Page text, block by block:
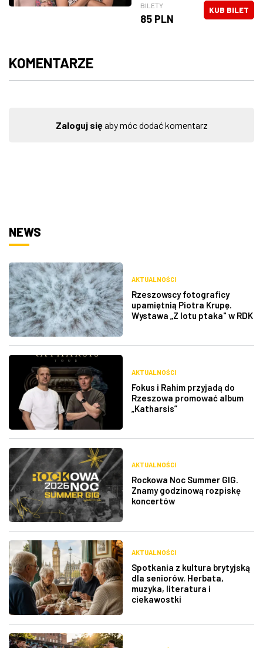
BILETY
85 PLN
KUB BILET
KOMENTARZE
Zaloguj sięaby móc dodać komentarz
NEWS
AKTUALNOŚCI
Rzeszowscy fotograficy
upamiętnią Piotra Krupę.
Wystawa „Z lotu ptaka" w RDK
AKTUALNOŚCI
Fokus i Rahim przyjadą do
Rzeszowa promować album
„Katharsis”
AKTUALNOŚCI
Rockowa Noc Summer GIG.
Znamy godzinową rozpiskę
koncertów
AKTUALNOŚCI
Spotkania z kultura brytyjską
dla seniorów. Herbata,
muzyka, literatura i
ciekawostki